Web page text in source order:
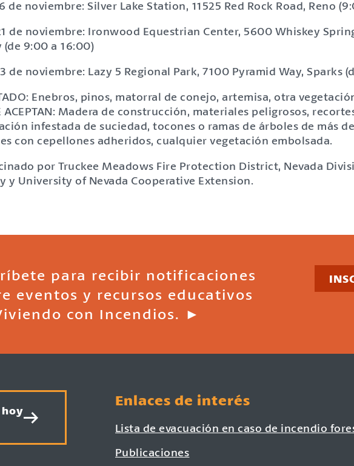
de noviembre: Silver Lake Station, 11525 Red Rock Road, Reno
de noviembre: Ironwood Equestrian Center, 5600 Whiskey
(de 9:00 a 16:00)
de noviembre: Lazy 5 Regional Park, 7100 Pyramid Way, Sparks
Enebros, pinos, matorral de conejo, artemisa, otra
ACEPTAN: Madera de construcción, materiales peligrosos,
infestada de suciedad, tocones o ramas de árboles de más
con cepellones adheridos, cualquier vegetación embolsada.
por Truckee Meadows Fire Protection District, Nevada
y University of Nevada Cooperative Extension.
para recibir notificaciones
eventos y recursos educativos
con Incendios. ►
Enlaces de interés
Lista de evacuación en caso de incendio
Publicaciones